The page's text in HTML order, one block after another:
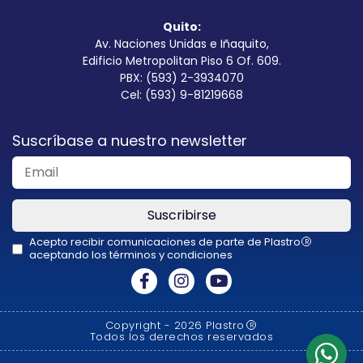
Quito:
Av. Naciones Unidas e Iñaquito,
Edificio Metropolitan Piso 6 Of. 609.
PBX: (593) 2-3934070
Cel: (593) 9-81219668
Suscríbase a nuestro newsletter
Suscribirse
Acepto recibir comunicaciones de parte de Plastro R
aceptando los términos y condiciones
should
left
Copyright - 2026 Plastro R
Todos los derechos reservados